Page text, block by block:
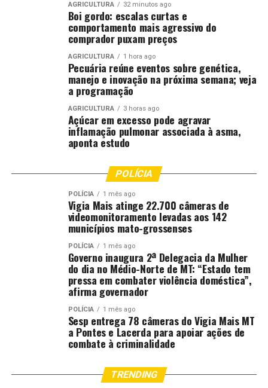
Godoy também orientou que os aparelhos possuem um
programa para procurar o dispositivo subtraído. Se essa
opção não estiver disponível, ainda há a possibilidade de
apagar todo o conteúdo do aparelho de forma remota,
para preservar seus dados, impedir que o criminoso
utilize seus aplicativos bancários e deixar o aparelho
Também é importante que a vítima bloqueie o chip da
operadora de telefonia, para que o criminoso não
bancários por meio do envio de SMS.
Por fim, é imprescindível que a vítima registre um
boletim de ocorrência.
“Orientamos também a registrar o boletim de
ocorrência na delegacia mais próxima ou na nossa
Delegacia Digital, que está disponível no site da Polícia
Civil, para que a polícia possa investigar esse tipo de
crime, chegar ao autor do furto ou roubo e recuperar
seu telefone celular”, finalizou o delegado.
Policia Civil MT – MT
Comentários
AGRICULTURA 32 minutos ago
Boi gordo: escalas curtas e
comportamento mais agressivo do
comprador puxam preços
AGRICULTURA 1 hora ago
Pecuária reúne eventos sobre genética,
manejo e inovação na próxima semana; veja
a programação
AGRICULTURA 3 horas ago
Açúcar em excesso pode agravar
inflamação pulmonar associada à asma,
aponta estudo
POLÍCIA
POLÍCIA 1 mês ago
Vigia Mais atinge 22.700 câmeras de
videomonitoramento levadas aos 142
municípios mato-grossenses
POLÍCIA 1 mês ago
Governo inaugura 2ª Delegacia da Mulher
do dia no Médio-Norte de MT: “Estado tem
pressa em combater violência doméstica”,
afirma governador
POLÍCIA 1 mês ago
Sesp entrega 78 câmeras do Vigia Mais MT
a Pontes e Lacerda para apoiar ações de
combate à criminalidade
TRENDING